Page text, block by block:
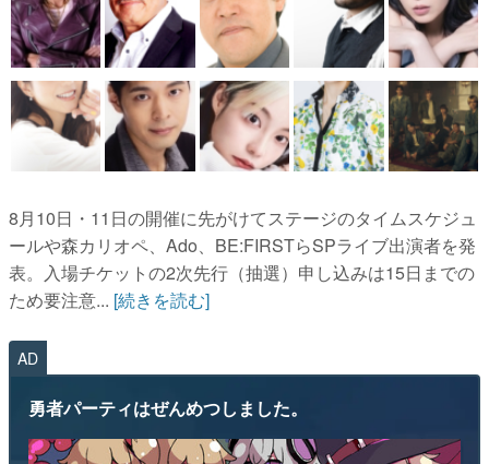
8月10日・11日の開催に先がけてステージのタイムスケジュ
ールや森カリオペ、Ado、BE:FIRSTらSPライブ出演者を発
表。入場チケットの2次先行（抽選）申し込みは15日までの
ため要注意... [続きを読む]
AD
勇者パーティはぜんめつしました。